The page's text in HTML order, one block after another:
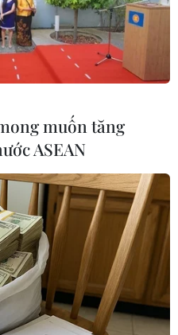
United đẩy
leo lên lên vị trí thứ 9
đồng thời đẩy Manchester
muốn tăng
ASEAN